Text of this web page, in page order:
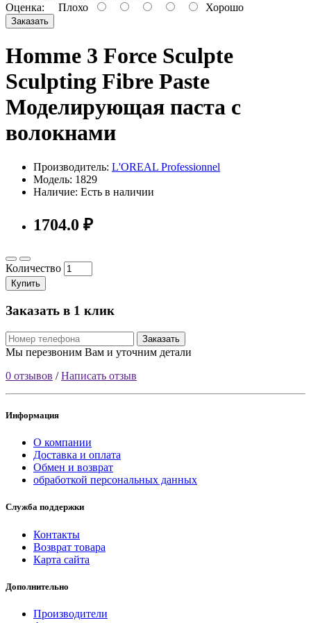
Оценка: Плохо Хорошо
Заказать
Homme 3 Force Sculpte
Sculpting Fibre Paste
Моделирующая паста с
волокнами
Производитель: L'OREAL Professionnel
Модель: 1829
Наличие: Есть в наличии
1704.0 ₽
Количество
Купить
Заказать в 1 клик
Заказать
Мы перезвоним Вам и уточним детали
0 отзывов /Написать отзыв
Информация
О компании
Доставка и оплата
Обмен и возврат
обработкой персональных данных
Служба поддержки
Контакты
Возврат товара
Карта сайта
Дополнительно
Производители